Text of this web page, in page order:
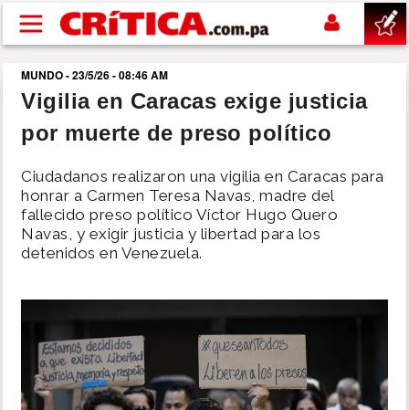
Pasar al contenido principal
buscar
SUCESOS
NACIONAL
POLÍTICA
DEPORTES
MUNDO
MUNDO - 23/5/26 - 08:46 AM
Vigilia en Caracas exige justicia
por muerte de preso político
Ciudadanos realizaron una vigilia en Caracas para
honrar a Carmen Teresa Navas, madre del
fallecido preso político Víctor Hugo Quero
Navas, y exigir justicia y libertad para los
detenidos en Venezuela.